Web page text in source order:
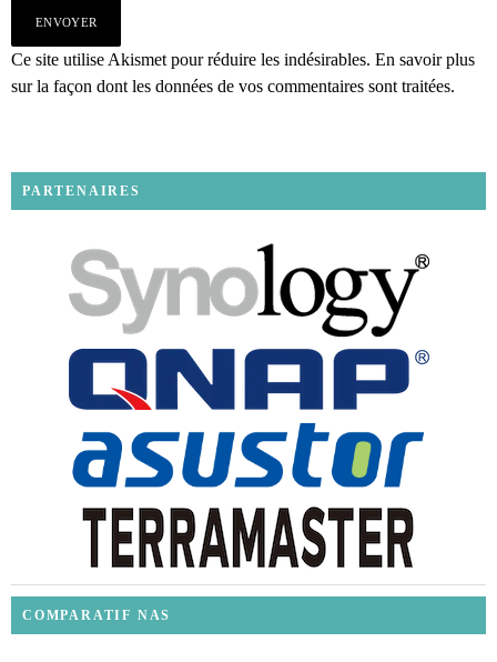
Ce site utilise Akismet pour réduire les indésirables. En savoir plus
sur la façon dont les données de vos commentaires sont traitées.
PARTENAIRES
COMPARATIF NAS